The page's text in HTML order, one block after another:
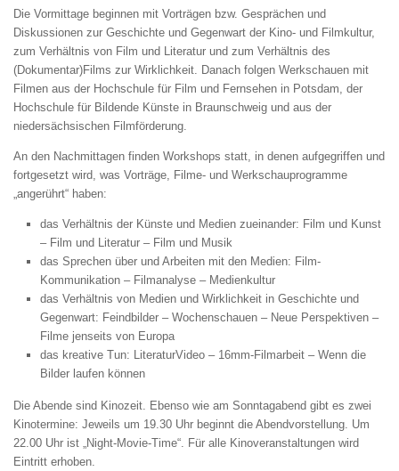
Die Vormittage beginnen mit Vorträgen bzw. Gesprächen und
Diskussionen zur Geschichte und Gegenwart der Kino- und Filmkultur,
zum Verhältnis von Film und Literatur und zum Verhältnis des
(Dokumentar)Films zur Wirklichkeit. Danach folgen Werkschauen mit
Filmen aus der Hochschule für Film und Fernsehen in Potsdam, der
Hochschule für Bildende Künste in Braunschweig und aus der
niedersächsischen Filmförderung.
An den Nachmittagen finden Workshops statt, in denen aufgegriffen und
fortgesetzt wird, was Vorträge, Filme- und Werkschauprogramme
„angerührt“ haben:
das Verhältnis der Künste und Medien zueinander: Film und Kunst
– Film und Literatur – Film und Musik
das Sprechen über und Arbeiten mit den Medien: Film-
Kommunikation – Filmanalyse – Medienkultur
das Verhältnis von Medien und Wirklichkeit in Geschichte und
Gegenwart: Feindbilder – Wochenschauen – Neue Perspektiven –
Filme jenseits von Europa
das kreative Tun: LiteraturVideo – 16mm-Filmarbeit – Wenn die
Bilder laufen können
Die Abende sind Kinozeit. Ebenso wie am Sonntagabend gibt es zwei
Kinotermine: Jeweils um 19.30 Uhr beginnt die Abendvorstellung. Um
22.00 Uhr ist „Night-Movie-Time“. Für alle Kinoveranstaltungen wird
Eintritt erhoben.